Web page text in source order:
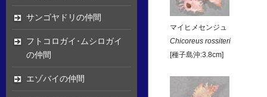
マイヒメセンジュ
Chicoreus rossiteri
[種子島沖:3.8cm]
サンゴヤドリの仲間
フトコロガイ･ムシロガイ
の仲間
エゾバイの仲間